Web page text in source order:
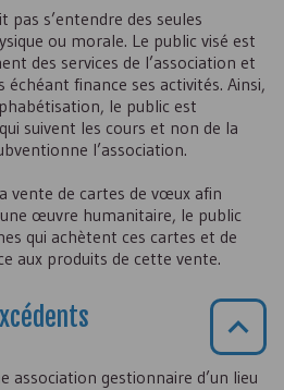
s’entendre des seules
ou morale. Le public visé est
des services de l’association et
échéant finance ses activités. Ainsi,
le public est
suivent les cours et non de la
l’association.
vente de cartes de vœux afin
œuvre humanitaire, le public
qui achètent ces cartes et de
aux produits de cette vente.
association gestionnaire d’un lieu